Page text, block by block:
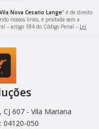
Nova Cesario Lange" é de direito
nossos links, é proibida sem a
– artigo 184 do Código Penal – Lei
607 - Vila Mariana
04120-050